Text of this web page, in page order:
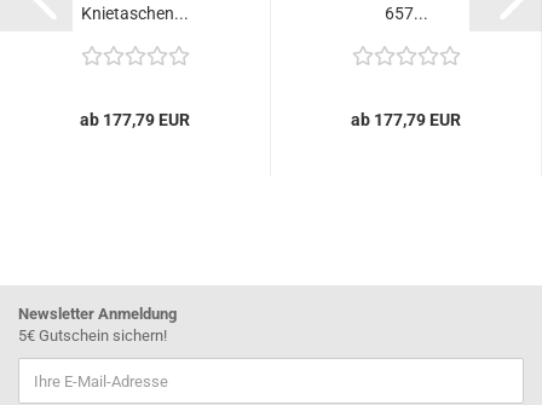
Knietaschen...
ab 177,79 EUR
657...
ab 177,79 EUR
Newsletter Anmeldung
5€ Gutschein sichern!